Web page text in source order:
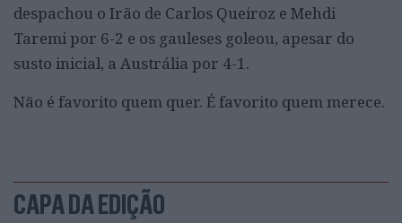
despachou o Irão de Carlos Queiroz e Mehdi
Taremi por 6-2 e os gauleses goleou, apesar do
susto inicial, a Austrália por 4-1.
Não é favorito quem quer. É favorito quem merece.
CAPA DA EDIÇÃO